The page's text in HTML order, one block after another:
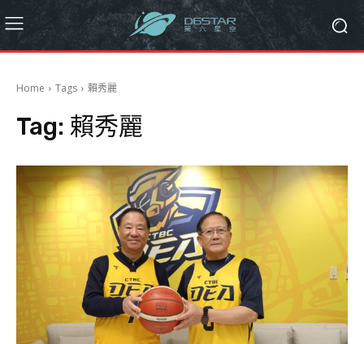
Home Tags 賴秀麗
Tag: 賴秀麗